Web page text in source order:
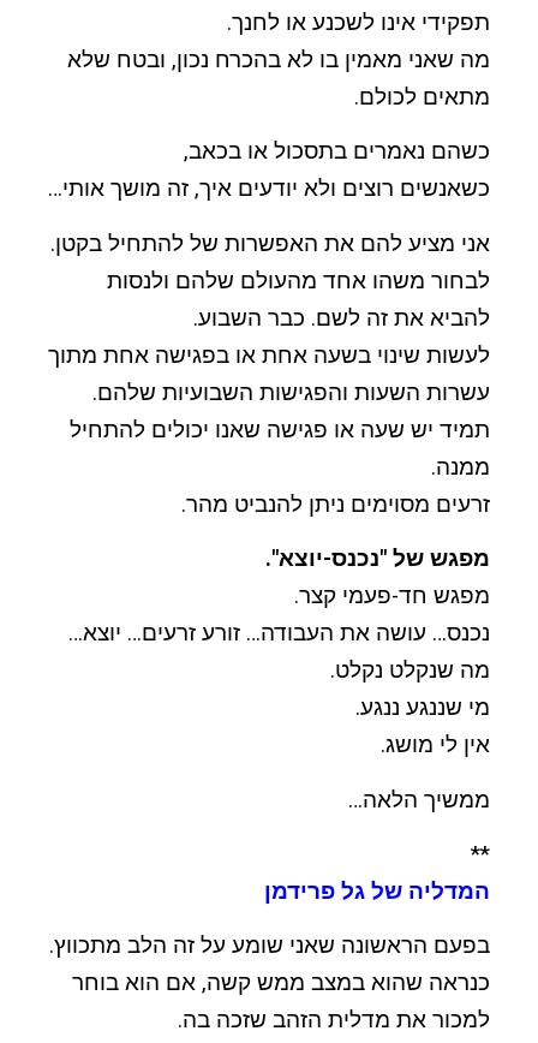
תפקידי אינו לשכנע או לחנך.
מה שאני מאמין בו לא בהכרח נכון, ובטח שלא
מתאים לכולם.
כשהם נאמרים בתסכול או בכאב,
כשאנשים רוצים ולא יודעים איך, זה מושך אותי…
אני מציע להם את האפשרות של להתחיל בקטן.
לבחור משהו אחד מהעולם שלהם ולנסות
להביא את זה לשם. כבר השבוע.
לעשות שינוי בשעה אחת או בפגישה אחת מתוך
עשרות השעות והפגישות השבועיות שלהם.
תמיד יש שעה או פגישה שאנו יכולים להתחיל
ממנה.
זרעים מסוימים ניתן להנביט מהר.
מפגש של "נכנס-יוצא".
מפגש חד-פעמי קצר.
נכנס… עושה את העבודה… זורע זרעים… יוצא…
מה שנקלט נקלט.
מי שננגע ננגע.
אין לי מושג.
ממשיך הלאה…
**
המדליה של גל פרידמן
בפעם הראשונה שאני שומע על זה הלב מתכווץ.
כנראה שהוא במצב ממש קשה, אם הוא בוחר
למכור את מדלית הזהב שזכה בה.